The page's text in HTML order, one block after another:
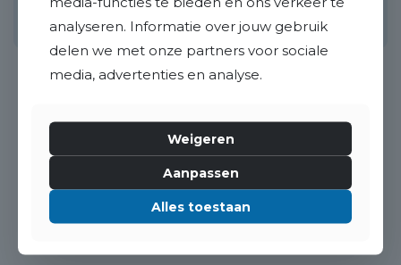
1 2
analyseren. Informatie over jouw gebruik
delen we met onze partners voor sociale
media, advertenties en analyse.
Weigeren
Aanpassen
Alles toestaan